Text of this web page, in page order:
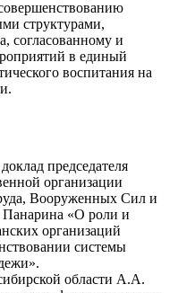
структурами,
согласованному и
в единый
воспитания на
председателя
организации
Вооруженных Сил и
Панарина «О роли и
организаций
системы
области А.А.